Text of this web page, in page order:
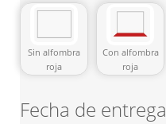
Sin alfombra
roja
Con alfombra
roja
Fecha de entrega